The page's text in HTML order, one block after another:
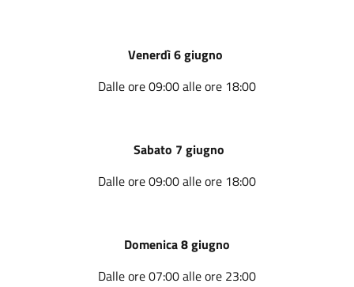
Venerdì 6 giugno
Dalle ore 09:00 alle ore 18:00
Sabato 7 giugno
Dalle ore 09:00 alle ore 18:00
Domenica 8 giugno
Dalle ore 07:00 alle ore 23:00